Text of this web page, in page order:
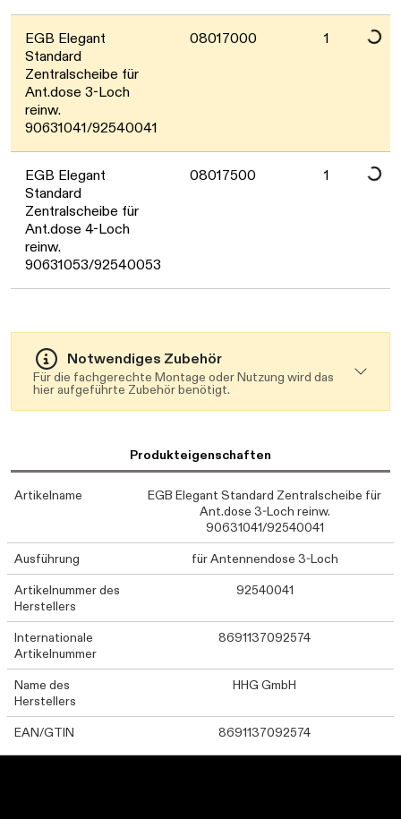
EGB Elegant
Standard
Zentralscheibe für
Ant.dose 3-Loch
reinw.
90631041/92540041
08017000 1
EGB Elegant
Standard
Zentralscheibe für
Ant.dose 4-Loch
reinw.
90631053/92540053
08017500 1
Notwendiges Zubehör
Für die fachgerechte Montage oder Nutzung wird das
hier aufgeführte Zubehör benötigt.
Produkteigenschaften
Artikelname
EGB Elegant Standard Zentralscheibe für
Ant.dose 3-Loch reinw.
90631041/92540041
Ausführung
für Antennendose 3-Loch
Artikelnummer des
Herstellers
92540041
Internationale
Artikelnummer
8691137092574
Name des
Herstellers
HHG GmbH
EAN/GTIN 8691137092574